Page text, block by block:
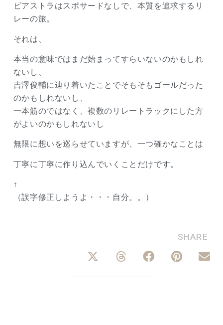
ビアストラはスポサードなしで、本質を追求するリ
レーの旅。
それは、
本当の意味ではまだ始まってすらいないのかもしれ
ないし、
吉澤俊輔に辿り着いたことでそもそもゴールだった
のかもしれないし、
一本筋のではなく、複数のリレートラックにした方
がよいのかもしれないし
無限に想いを巡らせていますが、一つ確かなことは
丁寧に丁寧に作り込んでいくことだけです。
↑
（誤字修正しようよ・・・自分。。）
SHARE